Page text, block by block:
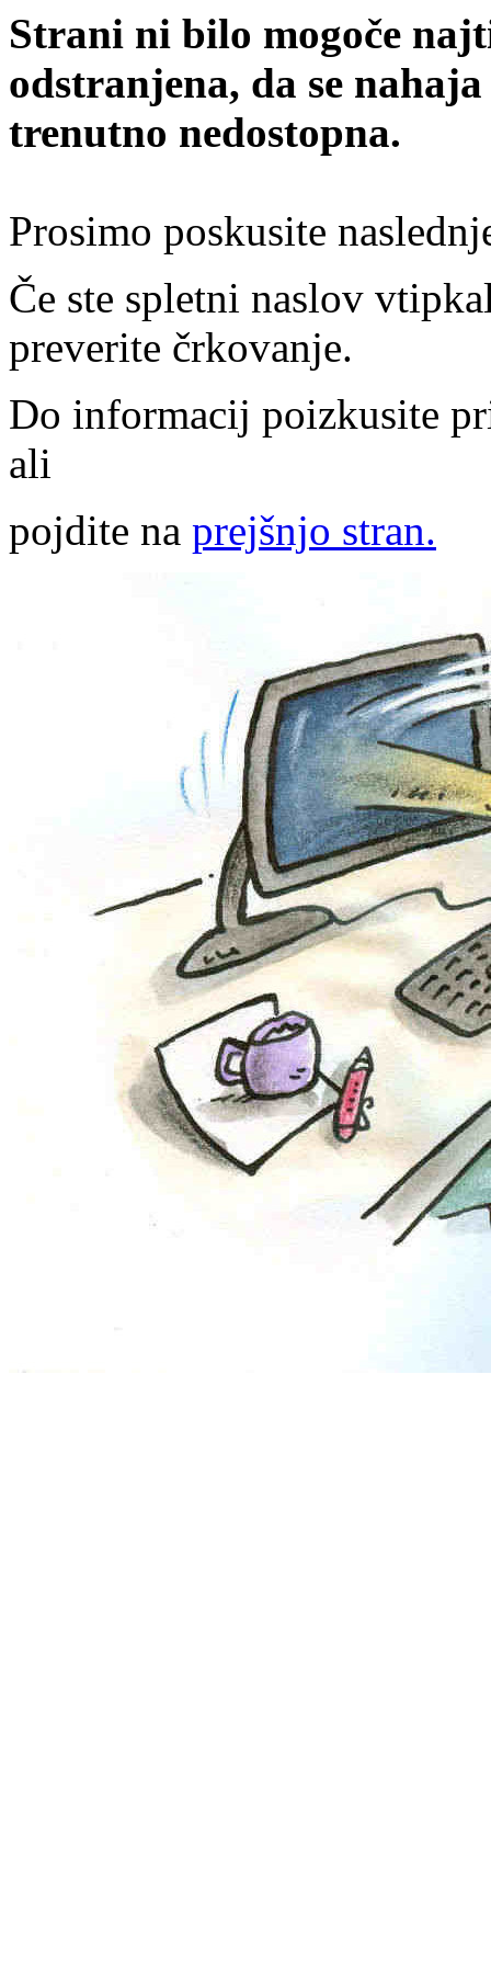
Strani ni bilo mogoče
odstranjena, da se
trenutno nedostopna.
Prosimo poskusite
Če ste spletni naslov
preverite črkovanje.
Do informacij poizkusite
ali
pojdite na prejšnjo stran.